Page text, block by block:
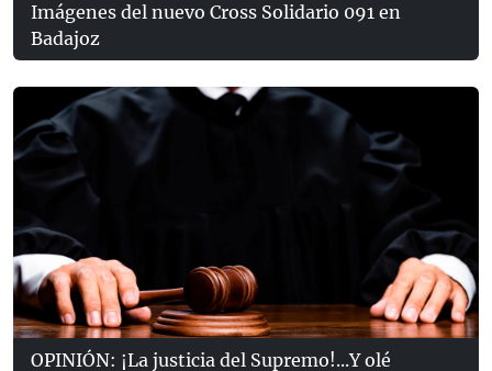
Imágenes del nuevo Cross Solidario 091 en
Badajoz
OPINIÓN: ¡La justicia del Supremo!...Y olé